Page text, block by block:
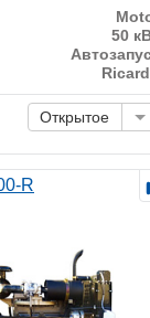
50
Открытое
R